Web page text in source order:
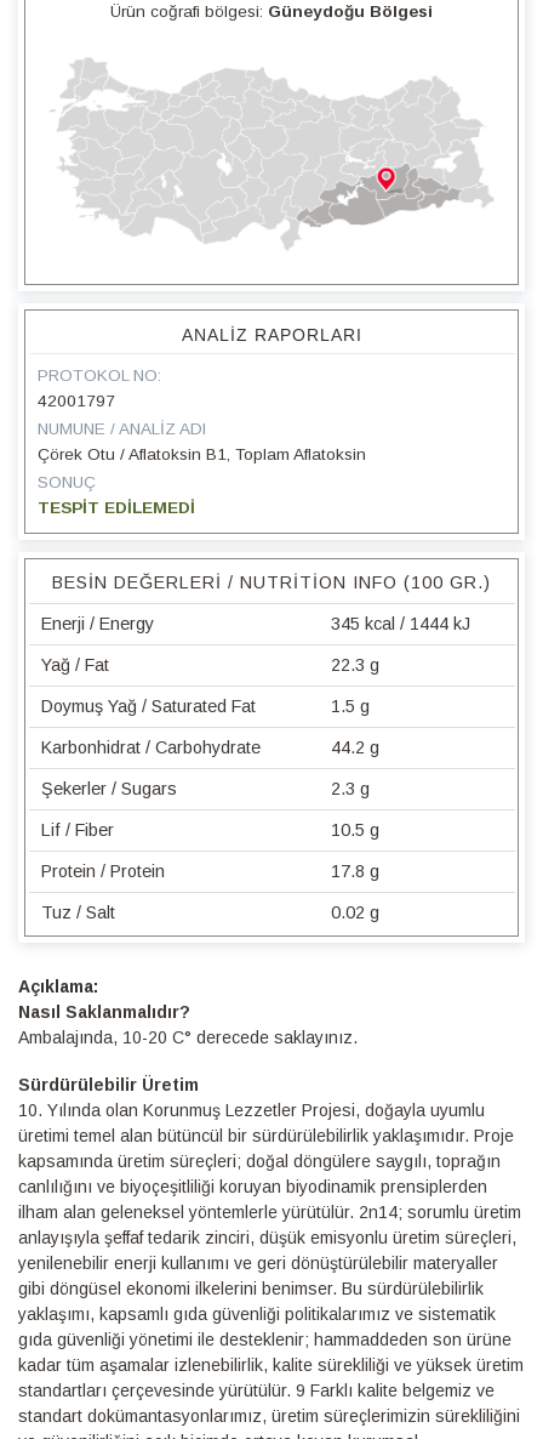
Ürün coğrafi bölgesi: Güneydoğu Bölgesi
ANALIZ RAPORLARI
PROTOKOL NO:
42001797
NUMUNE / ANALIZ ADI
Çörek Otu / Aflatoksin B1, Toplam Aflatoksin
SONUÇ
TESPİT EDİLEMEDİ
BESIN DEĞERLERI / NUTRITION INFO (100 GR.)
Enerji / Energy 345 kcal / 1444 kJ
Yağ / Fat 22.3 g
Doymuş Yağ / Saturated Fat 1.5 g
Karbonhidrat / Carbohydrate 44.2 g
Şekerler / Sugars 2.3 g
Lif / Fiber 10.5 g
Protein / Protein 17.8 g
Tuz / Salt 0.02 g
Detaylı
Bilgi
Nasıl Saklanmalıdır?
Ambalajında, 10-20 C° derecede saklayınız.
Sürdürülebilir Üretim
10.⁠ ⁠Yılında olan Korunmuş Lezzetler Projesi, doğayla uyumlu
üretimi temel alan bütüncül bir sürdürülebilirlik yaklaşımıdır. Proje
kapsamında üretim süreçleri; doğal döngülere saygılı, toprağın
canlılığını ve biyoçeşitliliği koruyan biyodinamik prensiplerden
ilham alan geleneksel yöntemlerle yürütülür. 2n14; sorumlu üretim
anlayışıyla şeffaf tedarik zinciri, düşük emisyonlu üretim süreçleri,
yenilenebilir enerji kullanımı ve geri dönüştürülebilir materyaller
gibi döngüsel ekonomi ilkelerini benimser. Bu sürdürülebilirlik
yaklaşımı, kapsamlı gıda güvenliği politikalarımız ve sistematik
gıda güvenliği yönetimi ile desteklenir; hammaddeden son ürüne
kadar tüm aşamalar izlenebilirlik, kalite sürekliliği ve yüksek üretim
standartları çerçevesinde yürütülür. 9 Farklı kalite belgemiz ve
standart dokümantasyonlarımız, üretim süreçlerimizin sürekliliğini